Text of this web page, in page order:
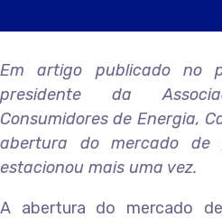
Em artigo publicado no
presidente da
Consumidores de Energia,
abertura do mercado
estacionou mais uma vez.
A abertura do mercado